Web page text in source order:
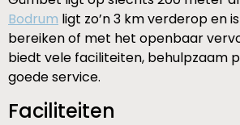
Bodrum ligt zo’n 3 km verderop en
bereiken of met het openbaar
biedt vele faciliteiten, behulpzaam
goede service.
Faciliteiten